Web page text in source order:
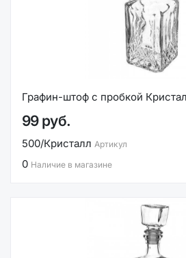
Графин-штоф с пробкой
99 руб.
500/Кристалл Артикул
0 Наличие в магазине